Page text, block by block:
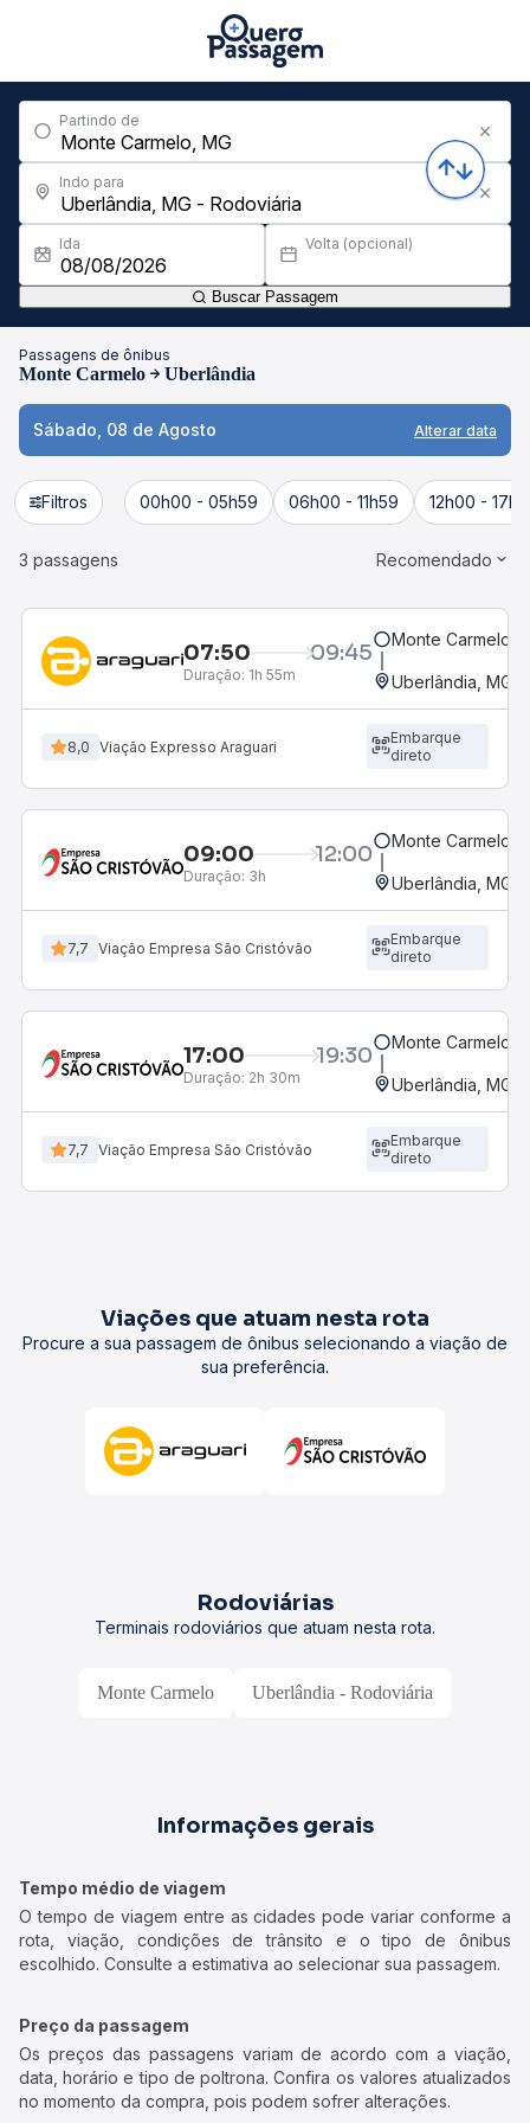
Partindo de
Indo para
Ida Volta (opcional)
Buscar Passagem
Passagens de ônibus
Monte Carmelo Uberlândia
Sábado, 08 de Agosto Alterar data
Filtros 00h00 - 05h59 06h00 - 11h59 12h00 -
3 passagens Recomendado
07:50 09:45
Duração: 1h 55m
Monte Carmelo,
Uberlândia, MG -
8,0 Viação Expresso Araguari
Embarque
direto
09:00 12:00
Duração: 3h
Monte Carmelo,
Uberlândia, MG -
7,7 Viação Empresa São Cristóvão
Embarque
direto
17:00 19:30
Duração: 2h 30m
Monte Carmelo,
Uberlândia, MG -
7,7 Viação Empresa São Cristóvão
Embarque
direto
Viações que atuam nesta rota
Procure a sua passagem de ônibus selecionando a viação de
sua preferência.
Rodoviárias
Terminais rodoviários que atuam nesta rota.
Monte Carmelo Uberlândia - Rodoviária
Informações gerais
Tempo médio de viagem
O tempo de viagem entre as cidades pode variar conforme a
rota, viação, condições de trânsito e o tipo de ônibus
escolhido. Consulte a estimativa ao selecionar sua passagem.
Preço da passagem
Os preços das passagens variam de acordo com a viação,
data, horário e tipo de poltrona. Confira os valores atualizados
no momento da compra, pois podem sofrer alterações.